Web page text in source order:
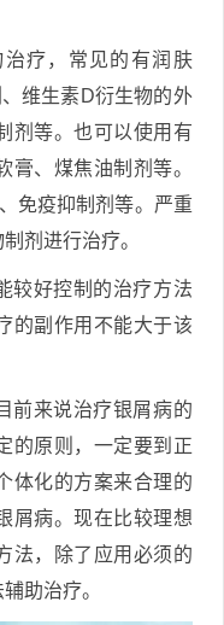
疗，常见的有润肤
维生素D衍生物的外
剂等。也可以使用有
膏、煤焦油制剂等。
免疫抑制剂等。严重
剂进行治疗。
较好控制的治疗方法
的副作用不能大于该
前来说治疗银屑病的
的原则，一定要到正
体化的方案来合理的
屑病。现在比较理想
法，除了应用必须的
助治疗。